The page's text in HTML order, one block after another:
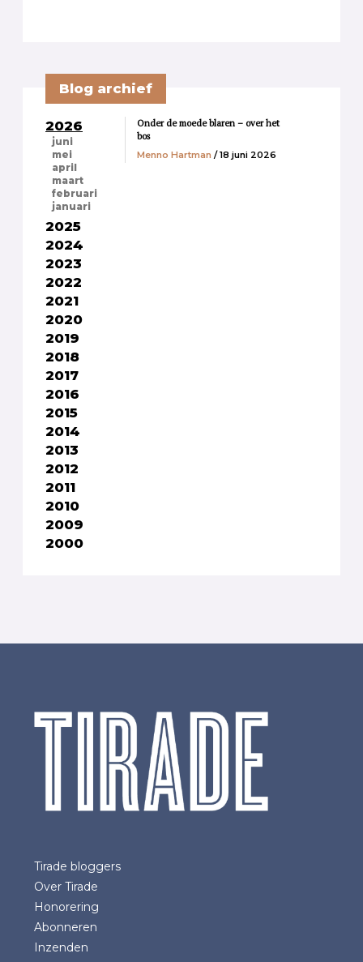
Blog archief
2026
juni
mei
april
maart
februari
januari
2025
2024
2023
2022
2021
2020
2019
2018
2017
2016
2015
2014
2013
2012
2011
2010
2009
2000
Onder de moede blaren – over het
bos
Menno Hartman / 18 juni 2026
Tirade bloggers
Over Tirade
Honorering
Abonneren
Inzenden